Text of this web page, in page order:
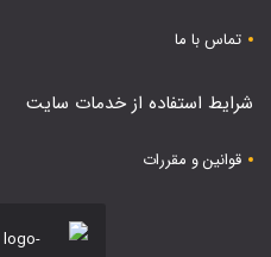
تماس با ما
شرایط استفاده از خدمات سایت
قوانین و مقررات